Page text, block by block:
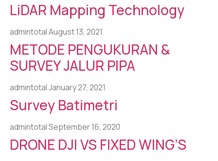
LiDAR Mapping Technology
admintotalAugust 13, 2021
METODE PENGUKURAN &
SURVEY JALUR PIPA
admintotalJanuary 27, 2021
Survey Batimetri
admintotalSeptember 16, 2020
DRONE DJI VS FIXED WING’S